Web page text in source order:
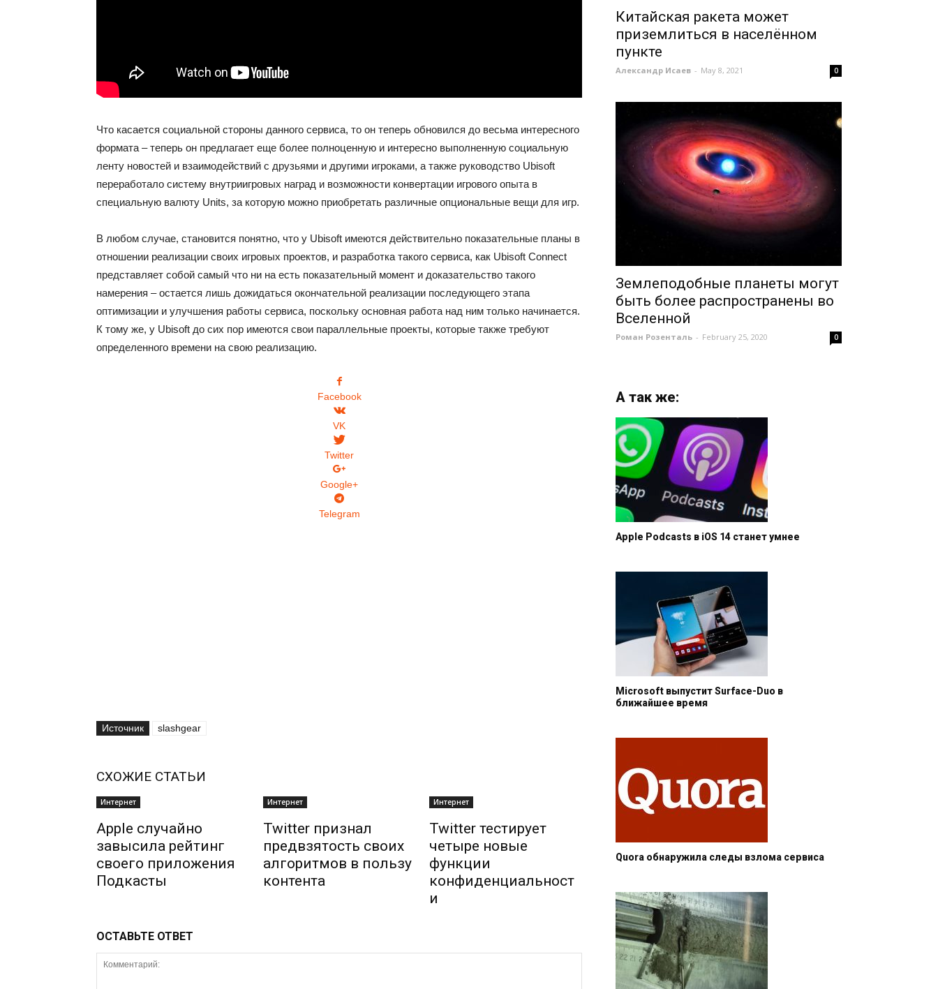
Что касается социальной стороны данного сервиса, то он теперь обновился до весьма интересного
формата – теперь он предлагает еще более полноценную и интересно выполненную социальную
ленту новостей и взаимодействий с друзьями и другими игроками, а также руководство Ubisoft
переработало систему внутриигровых наград и возможности конвертации игрового опыта в
специальную валюту Units, за которую можно приобретать различные опциональные вещи для игр.
В любом случае, становится понятно, что у Ubisoft имеются действительно показательные планы в
отношении реализации своих игровых проектов, и разработка такого сервиса, как Ubisoft Connect
представляет собой самый что ни на есть показательный момент и доказательство такого
намерения – остается лишь дожидаться окончательной реализации последующего этапа
оптимизации и улучшения работы сервиса, поскольку основная работа над ним только начинается.
К тому же, у Ubisoft до сих пор имеются свои параллельные проекты, которые также требуют
определенного времени на свою реализацию.
Facebook
VK
Twitter
Google+
Telegram
Источник slashgear
СХОЖИЕ СТАТЬИ
Интернет
Apple случайно
завысила рейтинг
своего приложения
Подкасты
Интернет
Twitter признал
предвзятость своих
алгоритмов в пользу
контента
Интернет
Twitter тестирует
четыре новые
функции
конфиденциальност
и
ОСТАВЬТЕ ОТВЕТ
Китайская ракета может
приземлиться в населённом
пункте
Александр Исаев - May 8, 2021 0
Землеподобные планеты могут
быть более распространены во
Вселенной
Роман Розенталь - February 25, 2020 0
А так же:
Apple Podcasts в iOS 14 станет умнее
Microsoft выпустит Surface-Duo в
ближайшее время
Quora обнаружила следы взлома сервиса